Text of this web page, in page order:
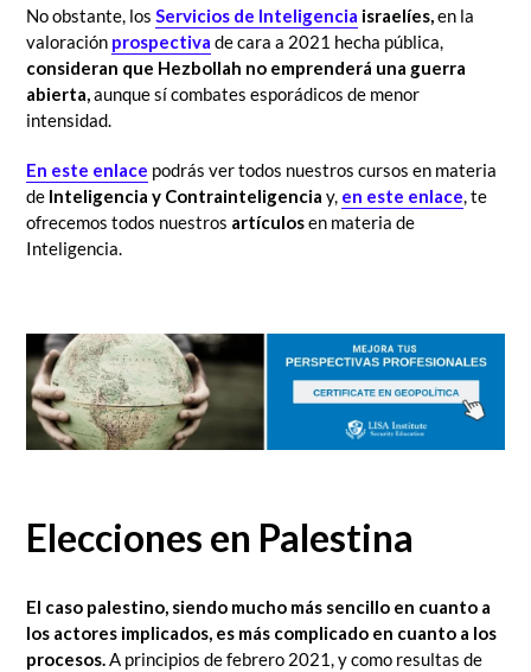
No obstante, los Servicios de Inteligencia israelíes,en la
valoración prospectiva de cara a 2021 hecha pública,
consideran que Hezbollah no emprenderá una guerra
abierta,aunque sí combates esporádicos de menor
intensidad.
En este enlace podrás ver todos nuestros cursos en materia
de Inteligencia y Contrainteligencia y, en este enlace, te
ofrecemos todos nuestros artículosen materia de
Inteligencia.
Elecciones en Palestina
El caso palestino, siendo mucho más sencillo en cuanto a
los actores implicados, es más complicado en cuanto a los
procesos.A principios de febrero 2021, y como resultas de